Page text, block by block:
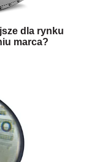
dla rynku
marca?